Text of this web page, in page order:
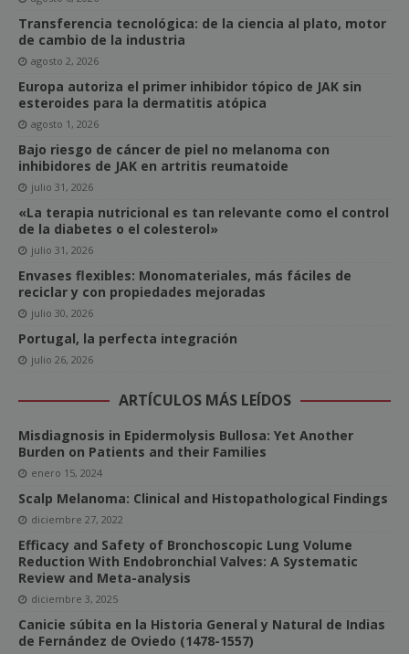
Transferencia tecnológica: de la ciencia al plato, motor
de cambio de la industria
agosto 2, 2026
Europa autoriza el primer inhibidor tópico de JAK sin
esteroides para la dermatitis atópica
agosto 1, 2026
Bajo riesgo de cáncer de piel no melanoma con
inhibidores de JAK en artritis reumatoide
julio 31, 2026
«La terapia nutricional es tan relevante como el control
de la diabetes o el colesterol»
julio 31, 2026
Envases flexibles: Monomateriales, más fáciles de
reciclar y con propiedades mejoradas
julio 30, 2026
Portugal, la perfecta integración
julio 26, 2026
ARTÍCULOS MÁS LEÍDOS
Misdiagnosis in Epidermolysis Bullosa: Yet Another
Burden on Patients and their Families
enero 15, 2024
Scalp Melanoma: Clinical and Histopathological Findings
diciembre 27, 2022
Efficacy and Safety of Bronchoscopic Lung Volume
Reduction With Endobronchial Valves: A Systematic
Review and Meta-analysis
diciembre 3, 2025
Canicie súbita en la Historia General y Natural de Indias
de Fernández de Oviedo (1478-1557)